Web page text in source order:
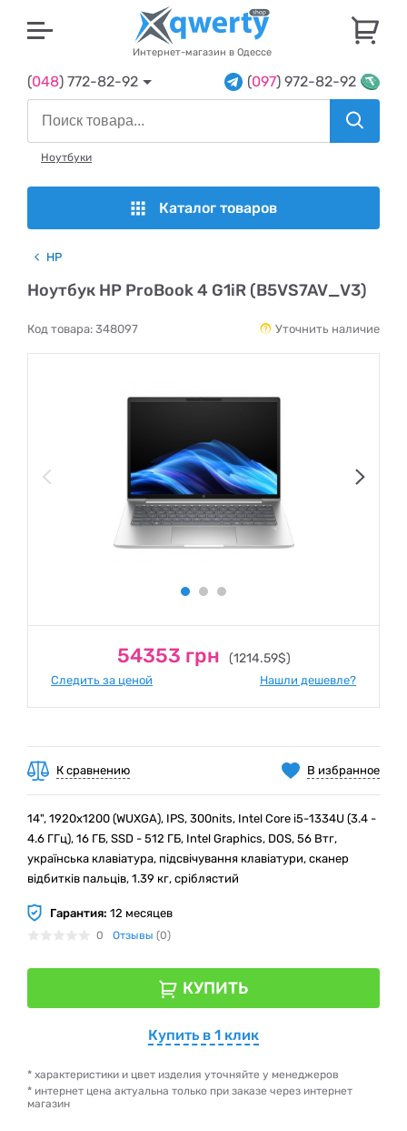
Интернет-магазин в Одессе
(048) 772-82-92 (097) 972-82-92
Ноутбуки
Каталог товаров
HP
Ноутбук HP ProBook 4 G1iR (B5VS7AV_V3)
Код товара: 348097 Уточнить наличие
54353 грн (1214.59$)
Следить за ценой Нашли дешевле?
В избранное
К сравнению
14", 1920x1200 (WUXGA), IPS, 300nits, Intel Core i5-1334U (3.4 -
4.6 ГГц), 16 ГБ, SSD - 512 ГБ, Intel Graphics, DOS, 56 Втг,
українська клавіатура, підсвічування клавіатури, сканер
відбитків пальців, 1.39 кг, сріблястий
Гарантия: 12 месяцев
0 Отзывы (0)
КУПИТЬ
Купить в 1 клик
* характеристики и цвет изделия уточняйте у менеджеров
* интернет цена актуальна только при заказе через интернет
магазин